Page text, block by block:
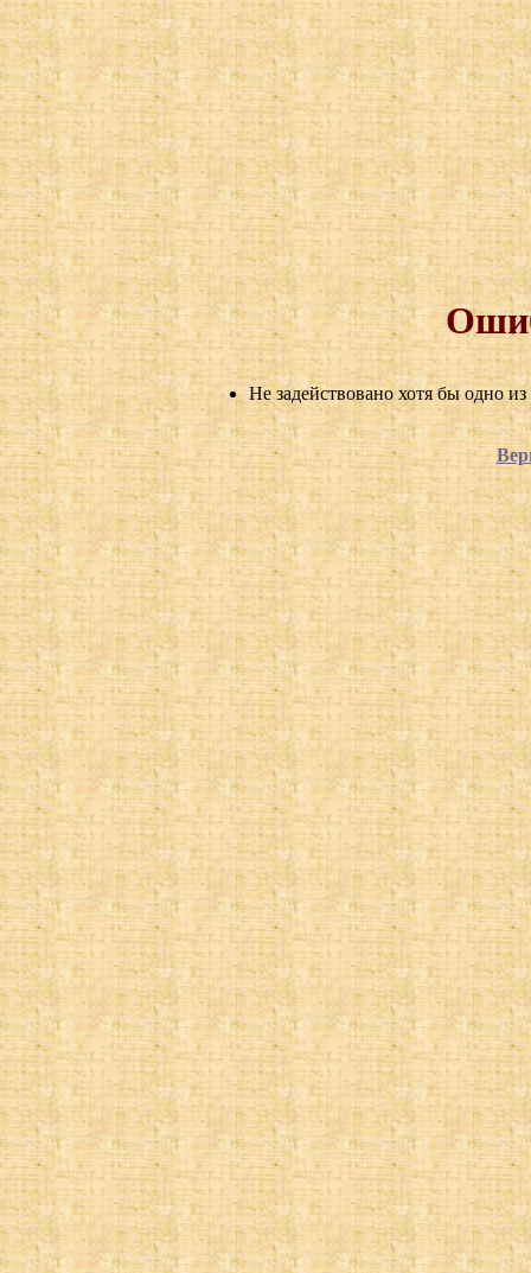
Не задействовано хотя бы одно